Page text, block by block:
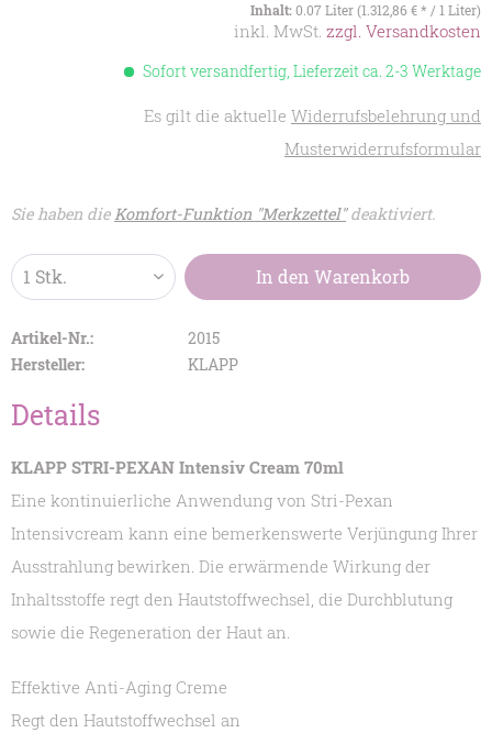
Inhalt:0.07 Liter (1.312,86 € * / 1 Liter)
inkl. MwSt. zzgl. Versandkosten
Sofort versandfertig, Lieferzeit ca. 2-3 Werktage
Es gilt die aktuelle Widerrufsbelehrung und
Musterwiderrufsformular
Sie haben dieKomfort-Funktion "Merkzettel"deaktiviert.
In den Warenkorb
Artikel-Nr.:
2015
Hersteller:
KLAPP
Details
KLAPP STRI-PEXAN Intensiv Cream 70ml
Eine kontinuierliche Anwendung von Stri-Pexan
Intensivcream kann eine bemerkenswerte Verjüngung Ihrer
Ausstrahlung bewirken. Die erwärmende Wirkung der
Inhaltsstoffe regt den Hautstoffwechsel, die Durchblutung
sowie die Regeneration der Haut an.
Effektive Anti-Aging Creme
Regt den Hautstoffwechsel an